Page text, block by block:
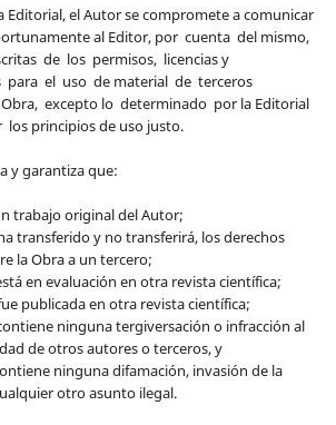
Editorial, el Autor se compromete a comunicar
al Editor, por cuenta del mismo,
de los permisos, licencias y
para el uso de material de terceros
excepto lo determinado por la Editorial
principios de uso justo.
y garantiza que:
trabajo original del Autor;
transferido y no transferirá, los derechos
la Obra a un tercero;
en evaluación en otra revista científica;
publicada en otra revista científica;
ninguna tergiversación o infracción al
de otros autores o terceros, y
ninguna difamación, invasión de la
otro asunto ilegal.